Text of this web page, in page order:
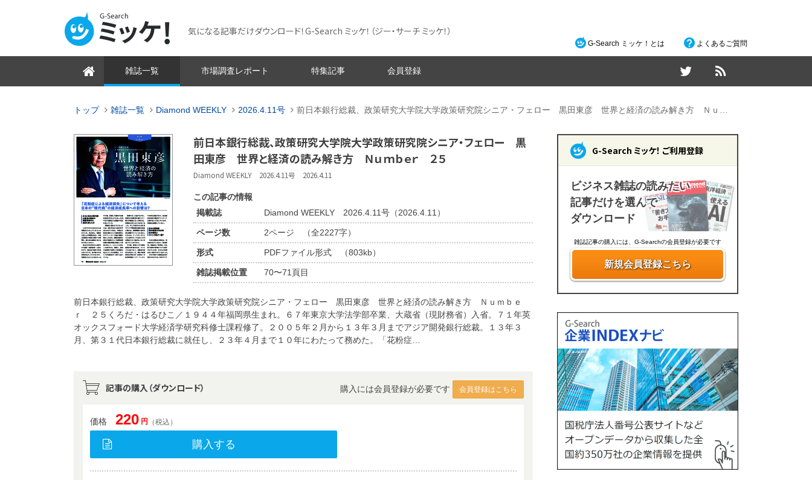
気になる記事だけダウンロード！G-Search ミッケ！ （ジー・サーチ ミッケ！）
G-Search ミッケ！とは よくあるご質問
雑誌一覧 市場調査レポート 特集記事 会員登録
トップ 雑誌一覧 Diamond WEEKLY 2026.4.11号 前日本銀行総裁、政策研究大学院大学政策研究院シニア・フェロー 黒田東彦 世界と経済の読み解き方 Ｎｕ…
前日本銀行総裁、政策研究大学院大学政策研究院シニア・フェロー 黒
田東彦 世界と経済の読み解き方 Ｎｕｍｂｅｒ ２５
Diamond WEEKLY 2026.4.11号 2026.4.11
この記事の情報
掲載誌
Diamond WEEKLY 2026.4.11号（2026.4.11）
ページ数 2ページ （全2227字）
形式 PDFファイル形式 （803kb）
雑誌掲載位置 70〜71頁目
前日本銀行総裁、政策研究大学院大学政策研究院シニア・フェロー 黒田東彦 世界と経済の読み解き方 Ｎｕｍｂｅ
ｒ ２５くろだ・はるひこ／１９４４年福岡県生まれ。６７年東京大学法学部卒業、大蔵省（現財務省）入省。７１年英
オックスフォード大学経済学研究科修士課程修了。２００５年２月から１３年３月までアジア開発銀行総裁。１３年３
月、第３１代日本銀行総裁に就任し、２３年４月まで１０年にわたって務めた。「花粉症…
記事の購入（ダウンロード） 購入には会員登録が必要です 会員登録はこちら
価格 220 円 （税込）
購入する
G-Search ミッケ！ ご利用登録
ビジネス雑誌の読みたい
記事だけを選んで
ダウンロード
雑誌記事の購入には、G-Searchの会員登録が必要です
新規会員登録こちら